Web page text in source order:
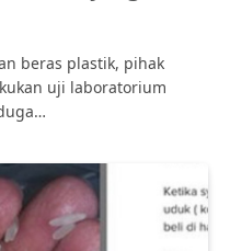
beras plastik, pihak
uji laboratorium